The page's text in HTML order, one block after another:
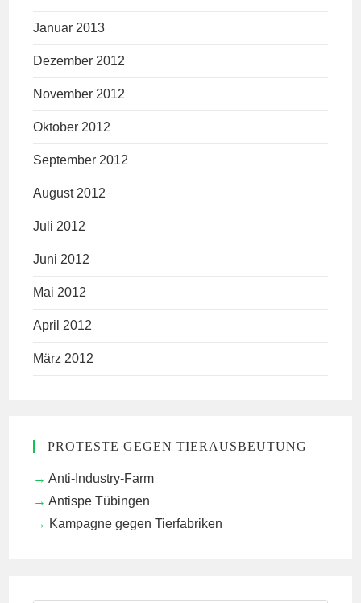
Januar 2013
Dezember 2012
November 2012
Oktober 2012
September 2012
August 2012
Juli 2012
Juni 2012
Mai 2012
April 2012
März 2012
PROTESTE GEGEN TIERAUSBEUTUNG
Anti-Industry-Farm
Antispe Tübingen
Kampagne gegen Tierfabriken